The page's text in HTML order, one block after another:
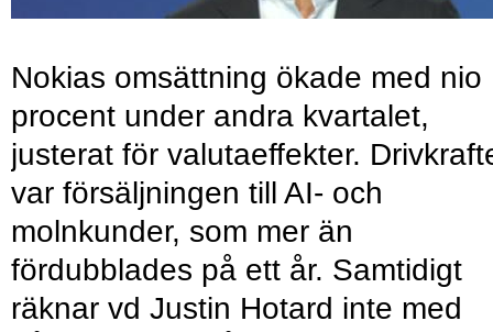
Nokias omsättning ökade med nio
procent under andra kvartalet,
justerat för valutaeffekter.
var försäljningen till AI- och
molnkunder, som mer än
fördubblades på ett år. Samtidigt
räknar vd Justin Hotard inte med